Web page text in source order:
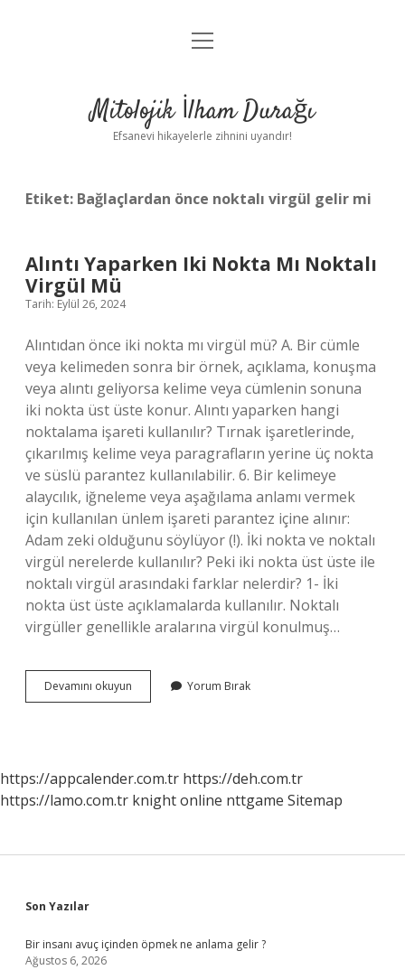
Anasayfa
Yasal Uyarı
menüyü
Mitolojik İlham Durağı
Efsanevi hikayelerle zihnini uyandır!
Etiket: Bağlaçlardan önce noktalı virgül gelir mi
Alıntı Yaparken Iki Nokta Mı Noktalı
Virgül Mü
Tarih: Eylül 26, 2024
Alıntıdan önce iki nokta mı virgül mü? A. Bir cümle
veya kelimeden sonra bir örnek, açıklama, konuşma
veya alıntı geliyorsa kelime veya cümlenin sonuna
iki nokta üst üste konur. Alıntı yaparken hangi
noktalama işareti kullanılır? Tırnak işaretlerinde,
çıkarılmış kelime veya paragrafların yerine üç nokta
ve süslü parantez kullanılabilir. 6. Bir kelimeye
alaycılık, iğneleme veya aşağılama anlamı vermek
için kullanılan ünlem işareti parantez içine alınır:
Adam zeki olduğunu söylüyor (!). İki nokta ve noktalı
virgül nerelerde kullanılır? Peki iki nokta üst üste ile
noktalı virgül arasındaki farklar nelerdir? 1- İki
nokta üst üste açıklamalarda kullanılır. Noktalı
virgüller genellikle aralarına virgül konulmuş…
Devamını okuyun
Yaparken
Virgül
Mü
Yorum Bırak
https://appcalender.com.tr https://deh.com.tr
https://lamo.com.tr knight online nttgame Sitemap
Sidebar
Son Yazılar
Bir insanı avuç içinden öpmek ne anlama gelir ?
Ağustos 6, 2026